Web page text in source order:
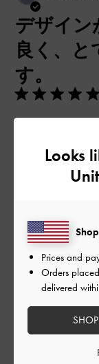
デザイン
良く、と
す。
39/24.5cm
品質
Looks
Prices and
Orders
delivered